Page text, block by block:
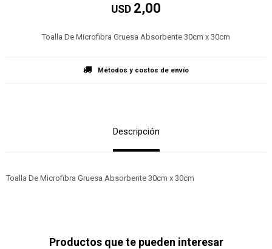
USD 2,00
Toalla De Microfibra Gruesa Absorbente 30cm x 30cm
Métodos y costos de envío
Descripción
Toalla De Microfibra Gruesa Absorbente 30cm x 30cm
Productos que te pueden interesar